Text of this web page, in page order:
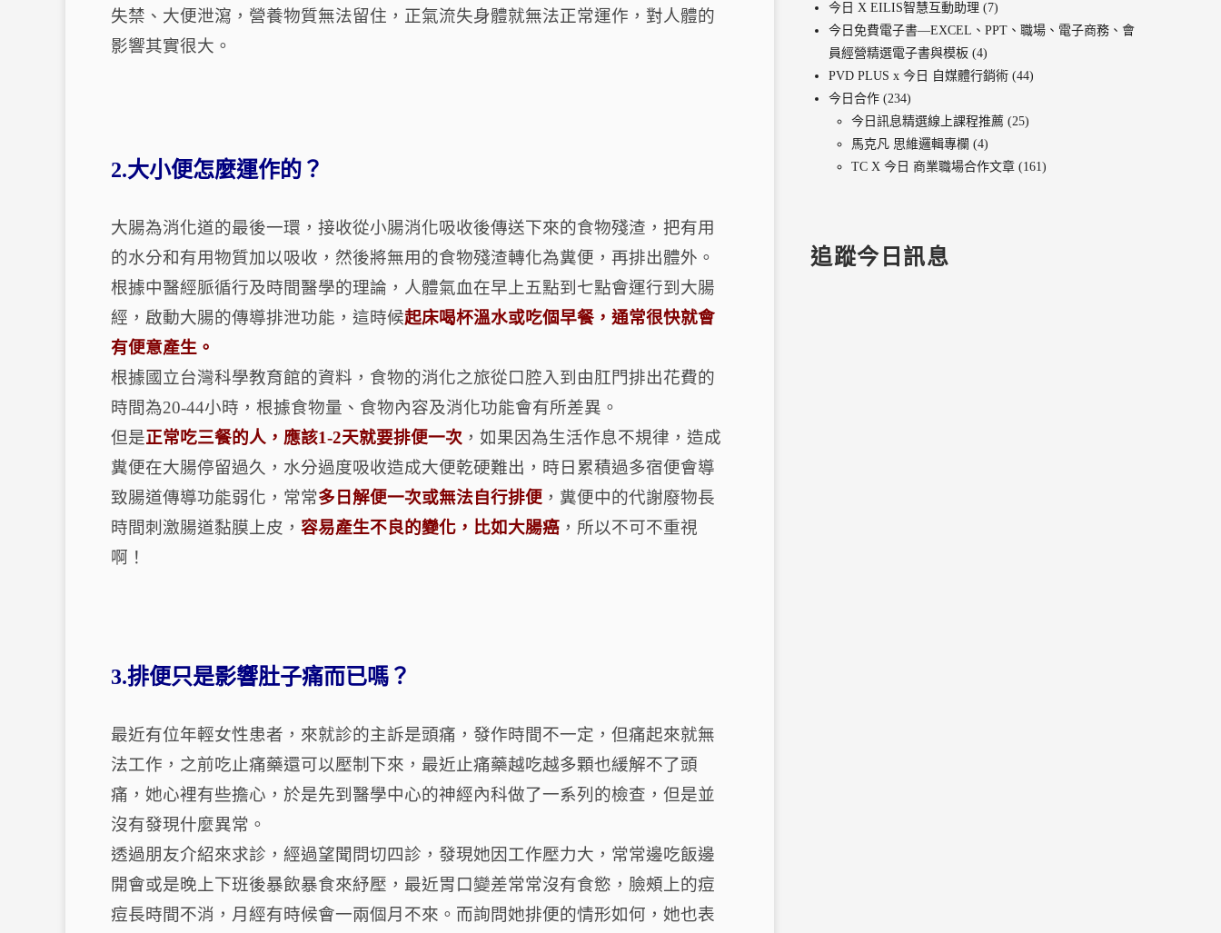
失禁、大便泄瀉，營養物質無法留住，正氣流失身體就無法正常運作，對人體的
影響其實很大。
2.大小便怎麼運作的？
大腸為消化道的最後一環，接收從小腸消化吸收後傳送下來的食物殘渣，把有用
的水分和有用物質加以吸收，然後將無用的食物殘渣轉化為糞便，再排出體外。
根據中醫經脈循行及時間醫學的理論，人體氣血在早上五點到七點會運行到大腸
經，啟動大腸的傳導排泄功能，這時候起床喝杯溫水或吃個早餐，通常很快就會
有便意產生。
根據國立台灣科學教育館的資料，食物的消化之旅從口腔入到由肛門排出花費的
時間為20-44小時，根據食物量、食物內容及消化功能會有所差異。
但是正常吃三餐的人，應該1-2天就要排便一次 ，如果因為生活作息不規律，造成
糞便在大腸停留過久，水分過度吸收造成大便乾硬難出，時日累積過多宿便會導
致腸道傳導功能弱化，常常多日解便一次或無法自行排便 ，糞便中的代謝廢物長
時間刺激腸道黏膜上皮， 容易產生不良的變化，比如大腸癌 ，所以不可不重視
啊！
3.排便只是影響肚子痛而已嗎？
最近有位年輕女性患者，來就診的主訴是頭痛，發作時間不一定，但痛起來就無
法工作，之前吃止痛藥還可以壓制下來，最近止痛藥越吃越多顆也緩解不了頭
痛，她心裡有些擔心，於是先到醫學中心的神經內科做了一系列的檢查，但是並
沒有發現什麼異常。
透過朋友介紹來求診，經過望聞問切四診，發現她因工作壓力大，常常邊吃飯邊
開會或是晚上下班後暴飲暴食來紓壓，最近胃口變差常常沒有食慾，臉頰上的痘
痘長時間不消，月經有時候會一兩個月不來。而詢問她排便的情形如何，她也表
今日 X EILIS智慧互動助理 (7)
今日免費電子書—EXCEL、PPT、職場、電子商務、會
員經營精選電子書與模板 (4)
PVD PLUS x 今日 自媒體行銷術 (44)
今日合作 (234)
今日訊息精選線上課程推薦 (25)
馬克凡 思維邏輯專欄 (4)
TC X 今日 商業職場合作文章 (161)
追蹤今日訊息